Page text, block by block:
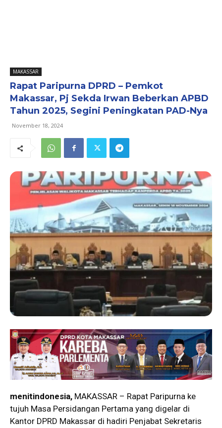
MAKASSAR
Rapat Paripurna DPRD – Pemkot
Makassar, Pj Sekda Irwan Beberkan APBD
Tahun 2025, Segini Peningkatan PAD-Nya
November 18, 2024
menitindonesia, MAKASSAR – Rapat Paripurna ke
tujuh Masa Persidangan Pertama yang digelar di
Kantor DPRD Makassar di hadiri Penjabat Sekretaris